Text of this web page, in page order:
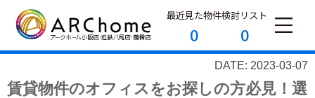
最近見た物件
0
検討リスト
0
DATE: 2023-03-07
賃貸物件のオフィスをお探しの方必見！選